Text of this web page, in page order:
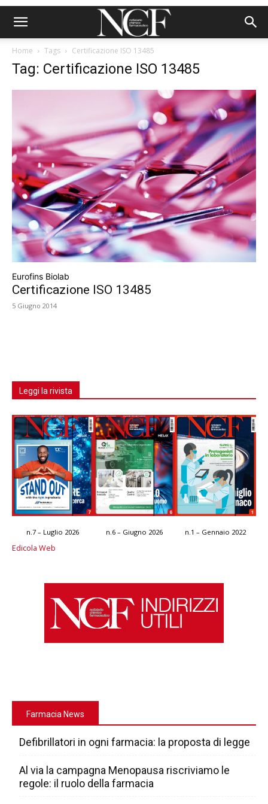
Home Tags Certificazione ISO 13485
Tag: Certificazione ISO 13485
Eurofins Biolab
Certificazione ISO 13485
5 Giugno 2014
Leggi la rivista
n.7 – Luglio 2026 n.6 – Giugno 2026 n.1 – Gennaio 2022
Edicola Web
Farmacia News
Defibrillatori in ogni farmacia: la proposta di legge
Al via la campagna Menopausa riscriviamo le
regole: il ruolo della farmacia